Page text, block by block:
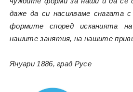
даже да си насилваме снагата
формите според исканията
нашите занятия, на нашите
Януари 1886, град Русе